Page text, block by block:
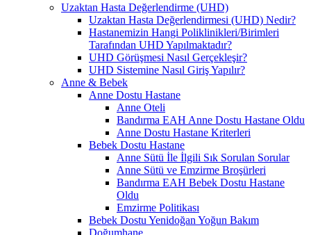
Uzaktan Hasta Değerlendirme (UHD)
Uzaktan Hasta Değerlendirmesi (UHD) Nedir?
Hastanemizin Hangi Poliklinikleri/Birimleri
Tarafından UHD Yapılmaktadır?
UHD Görüşmesi Nasıl Gerçekleşir?
UHD Sistemine Nasıl Giriş Yapılır?
Anne & Bebek
Anne Dostu Hastane
Anne Oteli
Bandırma EAH Anne Dostu Hastane Oldu
Anne Dostu Hastane Kriterleri
Bebek Dostu Hastane
Anne Sütü İle İlgili Sık Sorulan Sorular
Anne Sütü ve Emzirme Broşürleri
Bandırma EAH Bebek Dostu Hastane
Oldu
Emzirme Politikası
Bebek Dostu Yenidoğan Yoğun Bakım
Doğumhane